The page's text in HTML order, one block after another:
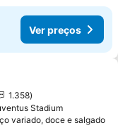
Ver preços
aos favoritos
1.358
Stadium
variado, doce e salgado